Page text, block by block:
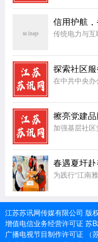
信用护航
探索社区
擦亮党建
江苏苏讯网传媒有限公司 版
增值电信业务经营许可证 苏
广播电视节目制作许可证 （